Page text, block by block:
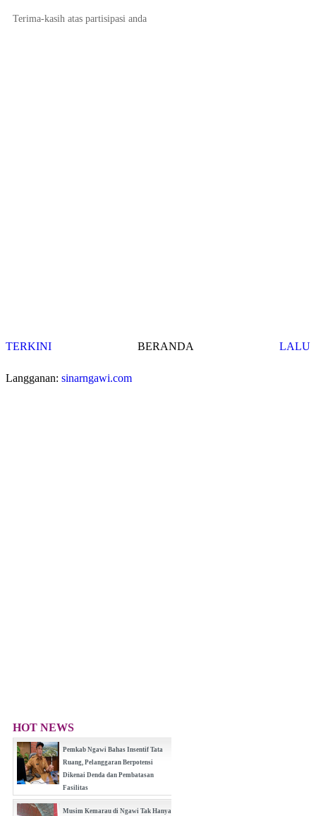
Terima-kasih atas partisipasi anda
TERKINI LALU
BERANDA
Langganan: sinarngawi.com
HOT NEWS
Pemkab Ngawi Bahas Insentif Tata
Ruang, Pelanggaran Berpotensi
Dikenai Denda dan Pembatasan
Fasilitas
(0 Reply(s))
Musim Kemarau di Ngawi Tak Hanya